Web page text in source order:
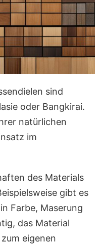
sind
oder Bangkirai.
natürlichen
im
des Materials
gibt es
Farbe, Maserung
das Material
eigenen